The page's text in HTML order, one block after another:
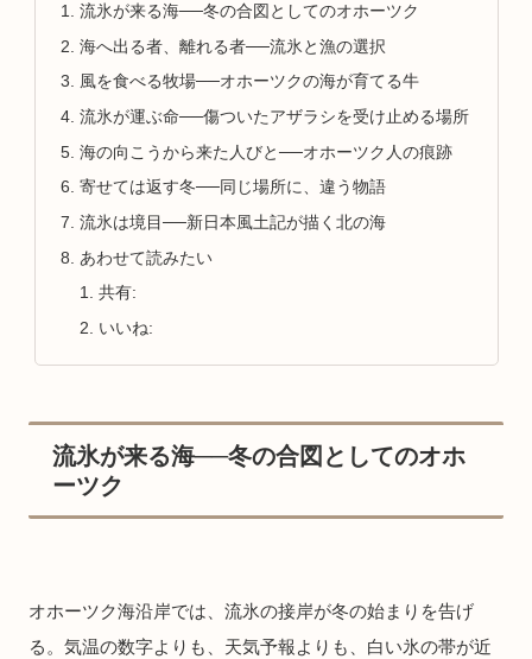
流氷が来る海──冬の合図としてのオホーツク
海へ出る者、離れる者──流氷と漁の選択
風を食べる牧場──オホーツクの海が育てる牛
流氷が運ぶ命──傷ついたアザラシを受け止める場所
海の向こうから来た人びと──オホーツク人の痕跡
寄せては返す冬──同じ場所に、違う物語
流氷は境目──新日本風土記が描く北の海
あわせて読みたい
共有:
いいね:
流氷が来る海──冬の合図としてのオホ
ーツク
オホーツク海沿岸では、流氷の接岸が冬の始まりを告げ
る。気温の数字よりも、天気予報よりも、白い氷の帯が近